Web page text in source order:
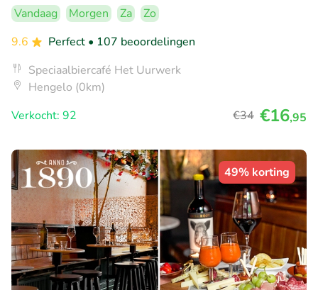
Vandaag Morgen Za
Zo
9.6
Perfect • 107 beoordelingen
Speciaalbiercafé Het Uurwerk
Hengelo (0km)
Verkocht: 92
€34 €16,95
49% korting